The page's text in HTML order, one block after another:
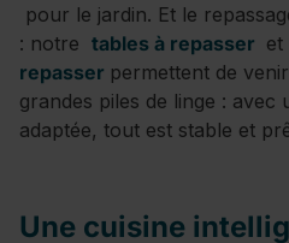
pour le jardin. Et le
: notre tables à repasser et
repasser permettent de
grandes piles de linge : avec
adaptée, tout est stable et
Une cuisine